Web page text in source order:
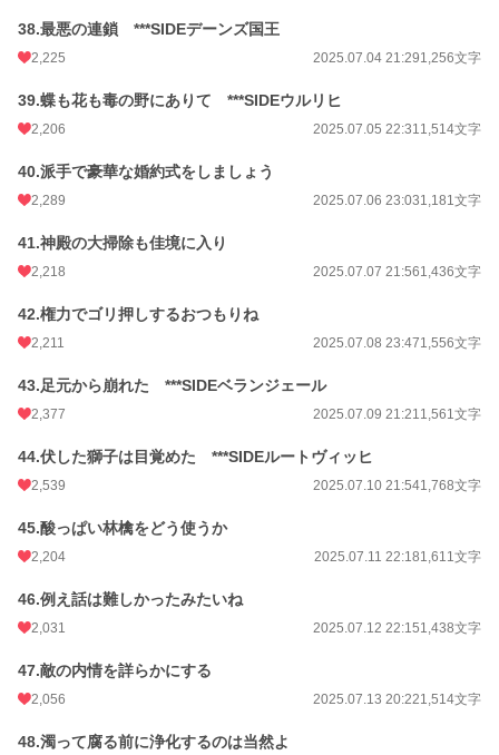
38.最悪の連鎖 ***SIDEデーンズ国王
2,225 2025.07.04 21:291,256文字
39.蝶も花も毒の野にありて ***SIDEウルリヒ
2,206 2025.07.05 22:311,514文字
40.派手で豪華な婚約式をしましょう
2,289 2025.07.06 23:031,181文字
41.神殿の大掃除も佳境に入り
2,218 2025.07.07 21:561,436文字
42.権力でゴリ押しするおつもりね
2,211 2025.07.08 23:471,556文字
43.足元から崩れた ***SIDEベランジェール
2,377 2025.07.09 21:211,561文字
44.伏した獅子は目覚めた ***SIDEルートヴィッヒ
2,539 2025.07.10 21:541,768文字
45.酸っぱい林檎をどう使うか
2,204 2025.07.11 22:181,611文字
46.例え話は難しかったみたいね
2,031 2025.07.12 22:151,438文字
47.敵の内情を詳らかにする
2,056 2025.07.13 20:221,514文字
48.濁って腐る前に浄化するのは当然よ